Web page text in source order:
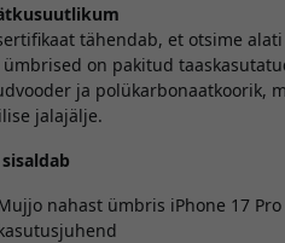
tähendab, et otsime
ümbrised on pakitud
ja polükarbonaatkoorik,
jalajälje.
nahast ümbris iPhone 17 Pro